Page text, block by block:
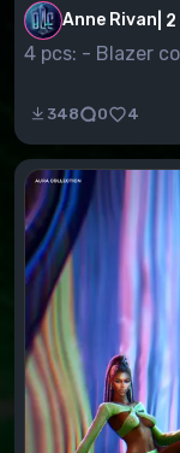
Anne Rivan 2
4 pcs: - Blazer com cinto e bolsa + minissaia (26 s.v.) -
348 0 4